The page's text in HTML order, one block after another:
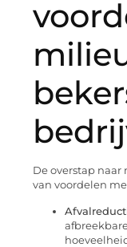
De overstap
van voordelen